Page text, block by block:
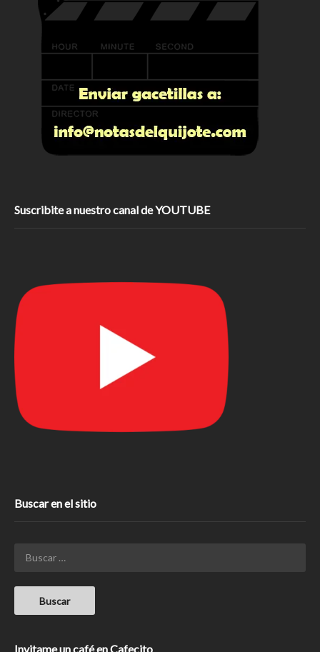
Suscribite a nuestro canal de YOUTUBE
Buscar en el sitio
Invitame un café en Cafecito